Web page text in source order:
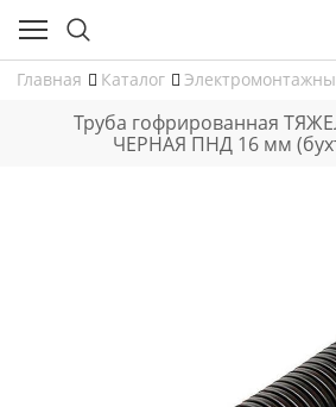
Главная Каталог
Труба гофрированная
ЧЕРНАЯ ПНД 16 мм